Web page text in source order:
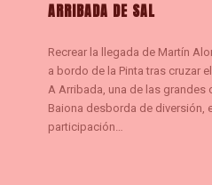
ARRIBADA DE SAL
Recrear la llegada de Martín
a bordo de la Pinta tras cruzar
A Arribada, una de las grandes
Baiona desborda de diversión,
participación…